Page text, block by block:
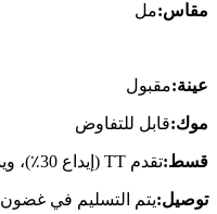
مقاس:مل
عينة:مقبول
موك:قابل للتفاوض
قسط:تقدم TT (إيداع 30٪)، ويسترن يونيون، باي بال، L / C ...
توصيل:يتم التسليم في غضون 15-30 يومًا بعد تأكيد PI.